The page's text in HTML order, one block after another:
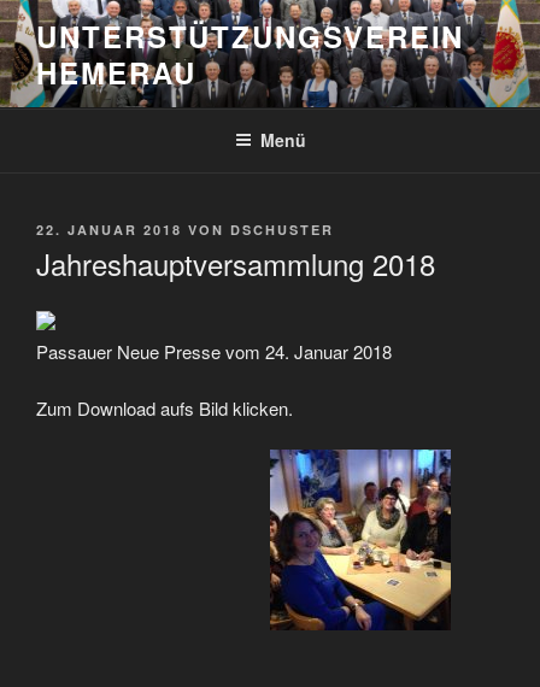
Zum
Inhalt
springen
UNTERSTÜTZUNGSVEREIN
HEMERAU
Menü
VERÖFFENTLICHT
22. JANUAR 2018 VON DSCHUSTER
Jahreshauptversammlung 2018
Passauer Neue Presse vom 24. Januar 2018
Zum Download aufs Bild klicken.